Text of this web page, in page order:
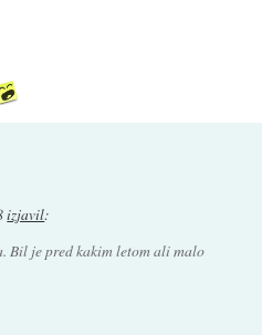
izjavil:
Bil je pred kakim letom ali malo